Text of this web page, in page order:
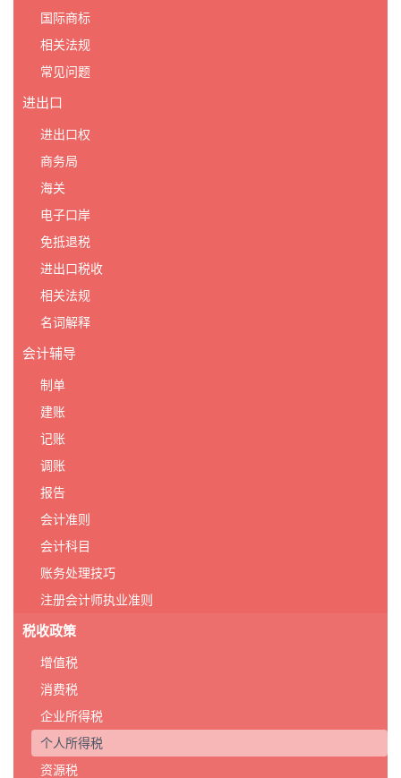
国际商标
相关法规
常见问题
进出口
进出口权
商务局
海关
电子口岸
免抵退税
进出口税收
相关法规
名词解释
会计辅导
制单
建账
记账
调账
报告
会计准则
会计科目
账务处理技巧
注册会计师执业准则
税收政策
增值税
消费税
企业所得税
个人所得税
资源税